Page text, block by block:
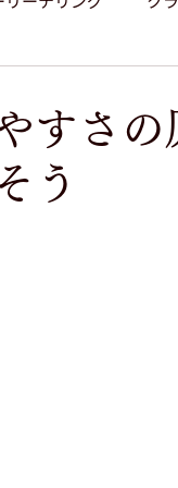
ト
すさ
う
価されています。